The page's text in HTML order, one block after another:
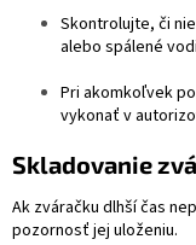
Skontrolujte, či
alebo spálené
Pri akomkoľvek
vykonať v
Skladovanie
Ak zváračku dlhší čas
pozornosť jej uloženiu.